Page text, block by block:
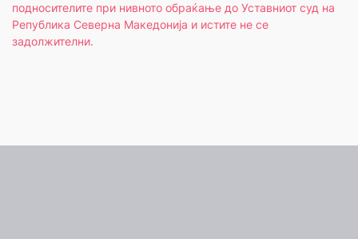
подносителите при нивното обраќање до Уставниот суд на
Република Северна Македонија и истите не се
задолжителни.